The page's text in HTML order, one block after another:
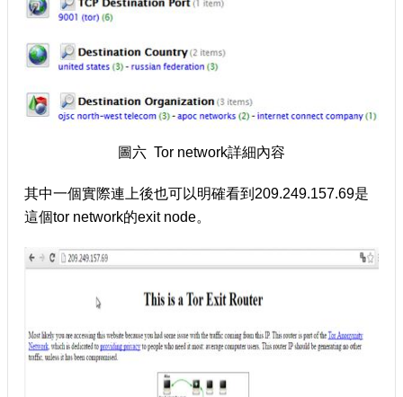
圖六 Tor network詳細內容
其中一個實際連上後也可以明確看到209.249.157.69是
這個tor network的exit node。